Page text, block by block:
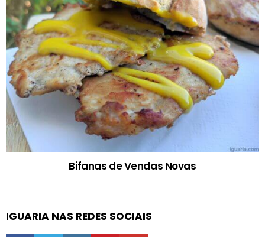
Bifanas de Vendas Novas
IGUARIA NAS REDES SOCIAIS
facebooktwitter instagrampinterestyoutube